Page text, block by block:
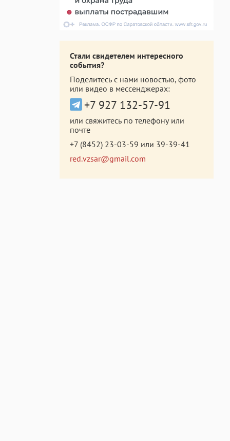
Стали свидетелем интересного
события?
Поделитесь с нами новостью, фото
или видео в мессенджерах:
+7 927 132-57-91
или свяжитесь по телефону или
почте
+7 (8452) 23-03-59 или 39-39-41
red.vzsar@gmail.com